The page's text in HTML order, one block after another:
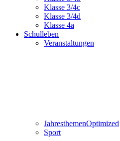
Klasse 3/4c
Klasse 3/4d
Klasse 4a
Schulleben
Veranstaltungen
JahresthemenOptimized
Sport